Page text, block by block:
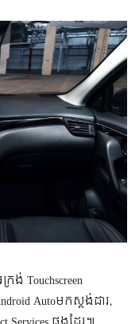
ង់ Touchscreen
Autoមកស្តង់ដារ,